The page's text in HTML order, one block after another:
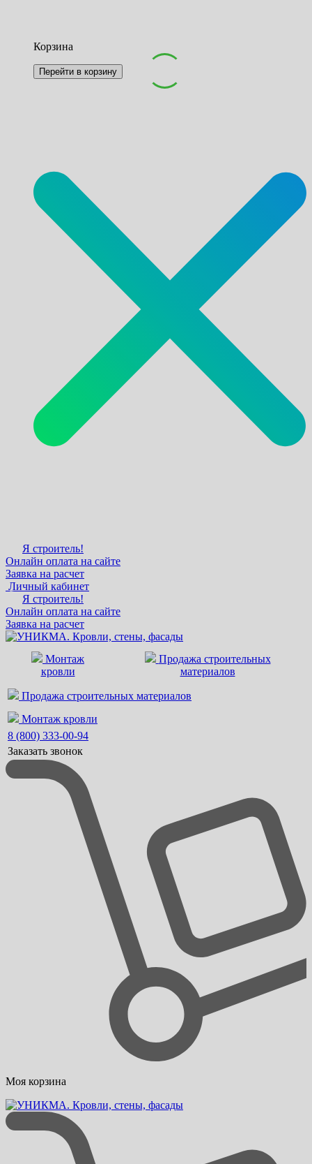
Корзина
Перейти в корзину
Я строитель!
Онлайн оплата на сайте
Заявка на расчет
Личный кабинет
Я строитель!
Онлайн оплата на сайте
Заявка на расчет
Монтаж
кровли
Продажа строительных
материалов
Продажа строительных материалов
Монтаж кровли
8 (800) 333-00-94
Заказать звонок
Моя корзина